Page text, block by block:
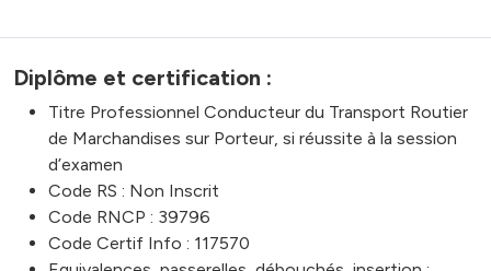
Diplôme et certification :
Titre Professionnel Conducteur du Transport Routier
de Marchandises sur Porteur, si réussite à la session
d’examen
Code RS : Non Inscrit
Code RNCP : 39796
Code Certif Info : 117570